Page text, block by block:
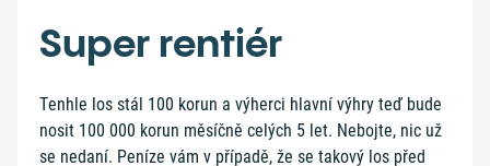
Super rentiér
Tenhle los stál 100 korun a výherci hlavní výhry teď bude
nosit 100 000 korun měsíčně celých 5 let. Nebojte, nic už
se nedaní. Peníze vám v případě, že se takový los před